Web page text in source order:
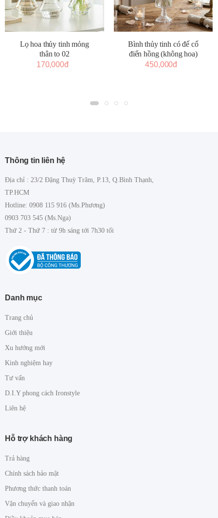
Lọ hoa thủy tinh mỏng
thân to 02
170,000đ
Bình thủy tinh có đế cổ
điển hồng (không hoa)
450,000đ
Thông tin liên hệ
Địa chỉ : 23/2 Đặng Thuỳ Trâm, P.13, Q.Bình Thạnh,
TP.HCM
Hotline: 0908 115 916 (Ms.Phương)
0903 703 545 (Ms.Nga)
Thứ 2 - Thứ 7 : từ 9h sáng tới 7h30 tối
Danh mục
Trang chủ
Giới thiệu
Xu hướng mới
Kinh nghiệm hay
Tư vấn
D.I.Y phong cách Ironstyle
Liên hệ
Hỗ trợ khách hàng
Trả hàng
Chính sách bảo mật
Phương thức thanh toán
Vận chuyển và giao nhận